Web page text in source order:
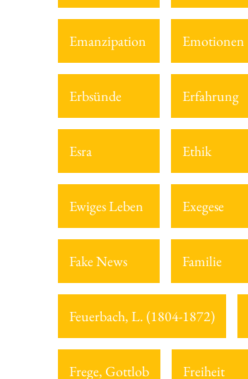
Emanzipation Emotionen
Erbsünde Erfahrung
Esra Ethik
Ewiges Leben Exegese
Fake News Familie
Feuerbach, L. (1804-1872)
Frege, Gottlob Freiheit